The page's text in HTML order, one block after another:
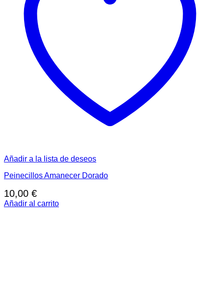
Añadir a la lista de deseos
Peinecillos Amanecer Dorado
10,00 €
Añadir al carrito